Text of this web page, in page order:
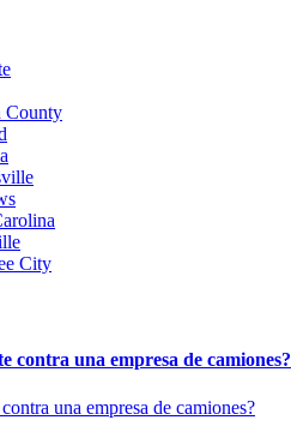
County
City
contra una empresa de camiones?